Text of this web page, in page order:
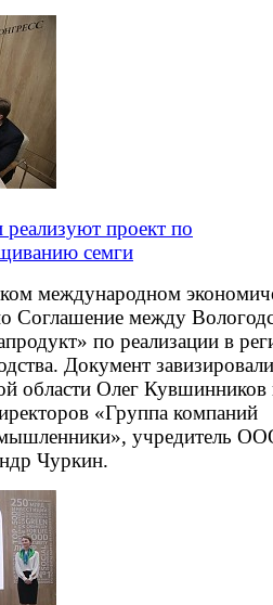
проект по
семги
международном
Соглашение между
по реализации в
Документ завизировали
области Олег Кувшинников
«Группа компаний
учредитель
Чуркин.